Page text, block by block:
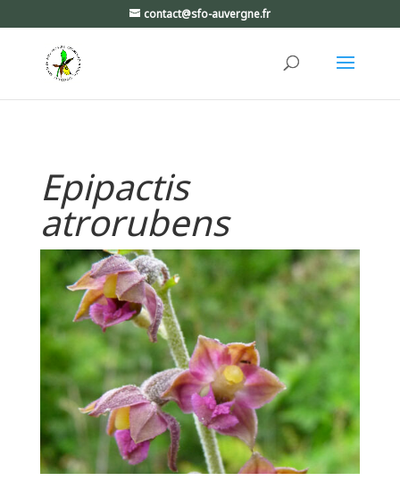
contact@sfo-auvergne.fr
Epipactis
atrorubens